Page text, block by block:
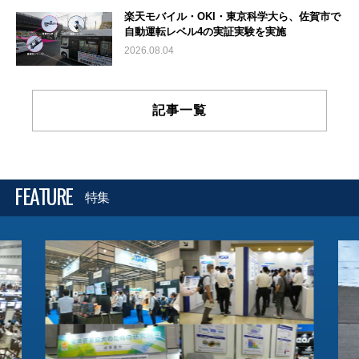
楽天モバイル・OKI・東京科学大ら、佐賀市で
自動運転レベル4の実証実験を実施
2026.08.04
記事一覧
FEATURE 特集